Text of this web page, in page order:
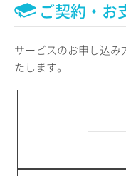
ご契約・お
サービスのお申し込
たします。